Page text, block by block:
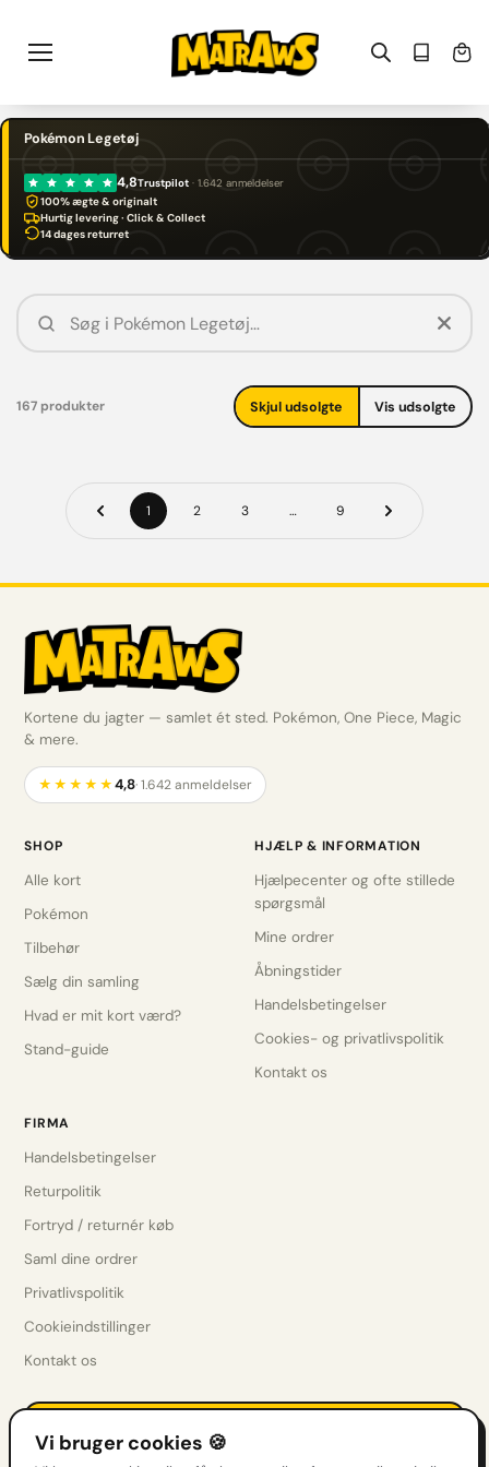
indhold
Pokémon Legetøj
4,8Trustpilot· 1.642 anmeldelser
100% ægte & originalt
Hurtig levering · Click & Collect
14 dages returret
167 produkter Skjul udsolgte Vis udsolgte
1 2 3 … 9
Kortene du jagter — samlet ét sted. Pokémon, One Piece, Magic
& mere.
★★★★★4,8· 1.642 anmeldelser
SHOP
Alle kort
Pokémon
Tilbehør
Sælg din samling
Hvad er mit kort værd?
Stand-guide
HJÆLP & INFORMATION
Hjælpecenter og ofte stillede
spørgsmål
Mine ordrer
Åbningstider
Handelsbetingelser
Cookies- og privatlivspolitik
Kontakt os
FIRMA
Handelsbetingelser
Returpolitik
Fortryd / returnér køb
Saml dine ordrer
Privatlivspolitik
Cookieindstillinger
Kontakt os
Få drops før alle andre
Nye sæt, restocks & tilbud direkte i indbakken.
Vi bruger cookies 🍪